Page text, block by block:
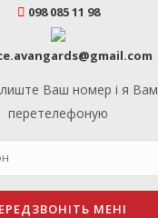
098 085 11 98
Ваш номер і я Вам
перетелефоную
МЕНІ